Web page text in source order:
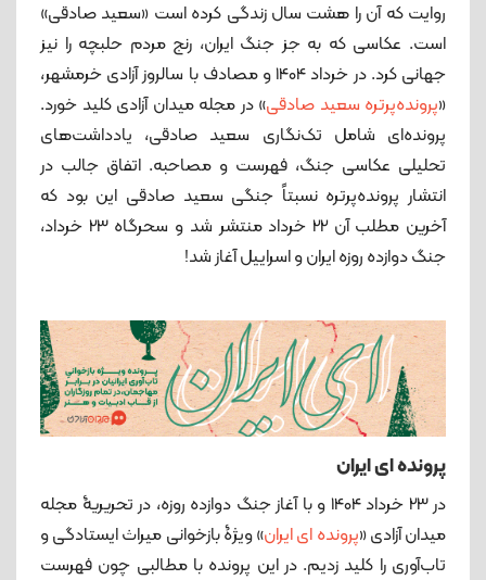
روایت که آن را هشت سال زندگی کرده است «سعید صادقی»
است. عکاسی که به جز جنگ ایران، رنج مردم حلبچه را نیز
جهانی کرد. در خرداد 1404 و مصادف با سالروز آزادی خرمشهر،
«پرونده‌پرتره سعید صادقی» در مجله میدان آزادی کلید خورد.
پروند‌ه‌ای شامل تک‌نگاری سعید صادقی، یادداشت‌‌های
تحلیلی عکاسی جنگ، فهرست و مصاحبه. اتفاق جالب در
انتشار پرونده‌پرتره نسبتاً جنگی سعید صادقی این بود که
آخرین مطلب آن 22 خرداد منتشر شد و سحرگاه 23 خرداد،
جنگ دوازده روزه ایران و اسراییل آغاز شد!
پرونده ای ایران
در 23 خرداد 1404 و با آغاز جنگ دوازده روزه، در تحریریۀ مجله
میدان آزادی «پرونده ای ایران» ویژۀ بازخوانی میراث ایستادگی و
تاب‌آوری را کلید زدیم. در این پرونده با مطالبی چون فهرست